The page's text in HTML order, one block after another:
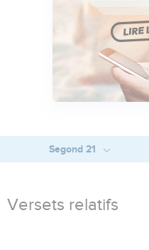
Segond 21
Versets relatifs